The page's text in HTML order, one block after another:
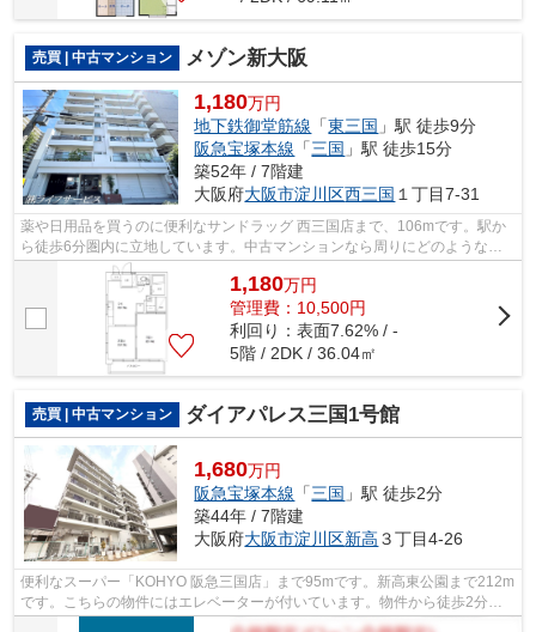
売買 | 中古マンション メゾン新大阪
1,180万円
地下鉄御堂筋線 「東三国 」駅 徒歩9分
阪急宝塚本線 「三国 」駅 徒歩15分
築52年 / 7階建
大阪府大阪市淀川区西三国 １丁目7-31
薬や日用品を買うのに便利なサンドラッグ 西三国店まで、106mです。駅か
ら徒歩6分圏内に立地しています。中古マンションなら周りにどのような人
が住んでいるかも知ることができます。...
1,180万円
管理費：10,500円
利回り：表面7.62% / -
5階 / 2DK / 36.04㎡
売買 | 中古マンション ダイアパレス三国1号館
1,680万円
阪急宝塚本線 「三国 」駅 徒歩2分
築44年 / 7階建
大阪府大阪市淀川区新高 ３丁目4-26
便利なスーパー「KOHYO 阪急三国店」まで95mです。新高東公園まで212m
です。こちらの物件にはエレベーターが付いています。物件から徒歩2分の
場所に駅があれば便利ですね。大阪市淀川...